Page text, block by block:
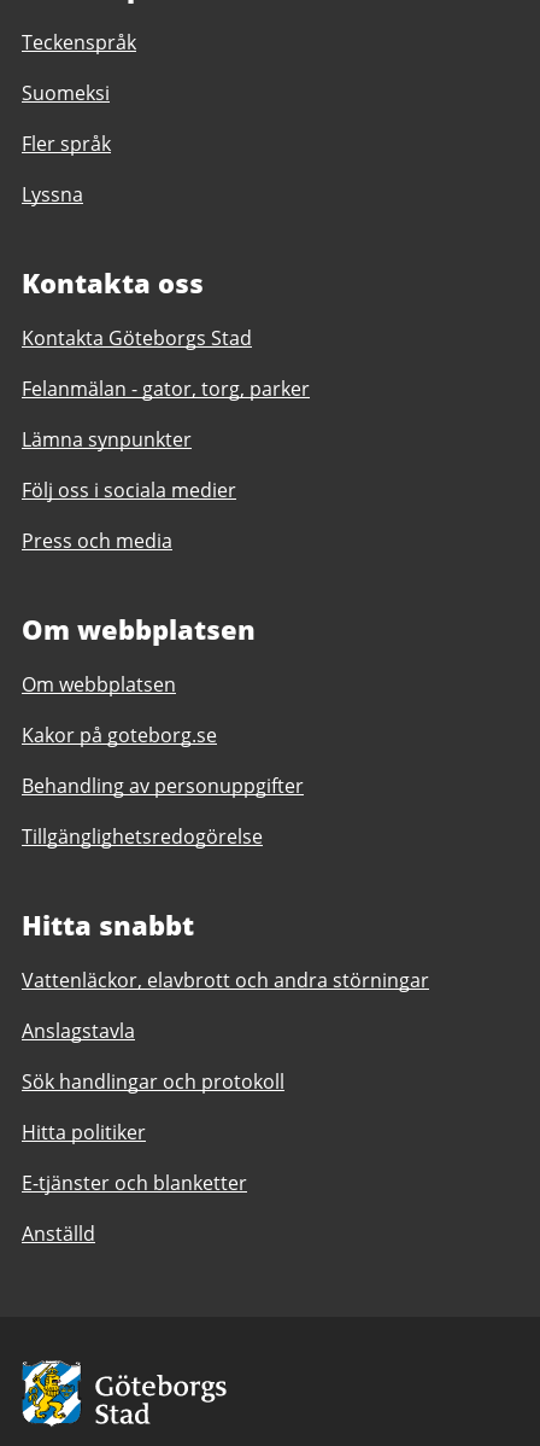
Teckenspråk
Suomeksi
Fler språk
Lyssna
Kontakta oss
Kontakta Göteborgs Stad
Felanmälan - gator, torg, parker
Lämna synpunkter
Följ oss i sociala medier
Press och media
Om webbplatsen
Om webbplatsen
Kakor på goteborg.se
Behandling av personuppgifter
Tillgänglighetsredogörelse
Hitta snabbt
Vattenläckor, elavbrott och andra störningar
Anslagstavla
Sök handlingar och protokoll
Hitta politiker
E-tjänster och blanketter
Anställd
Avsändare:
Göteborgs
Stad